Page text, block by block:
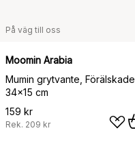
På väg till oss
Moomin Arabia
Mumin grytvante, Förälskade,
34x15 cm
159 kr
Rek. 209 kr